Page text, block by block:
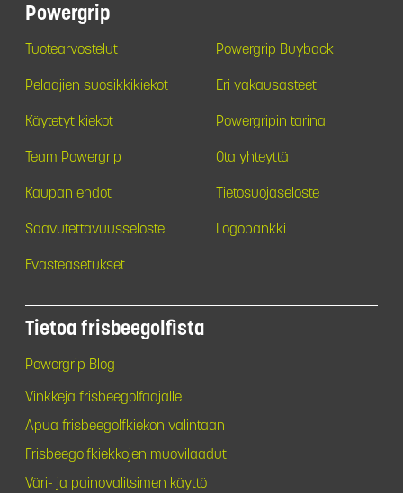
Powergrip
Tuotearvostelut Powergrip Buyback
Pelaajien suosikkikiekot Eri vakausasteet
Käytetyt kiekot Powergripin tarina
Team Powergrip Ota yhteyttä
Kaupan ehdot Tietosuojaseloste
Saavutettavuusseloste Logopankki
Evästeasetukset
Tietoa frisbeegolfista
Powergrip Blog
Vinkkejä frisbeegolfaajalle
Apua frisbeegolfkiekon valintaan
Frisbeegolfkiekkojen muovilaadut
Väri- ja painovalitsimen käyttö